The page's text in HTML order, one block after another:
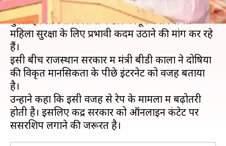
देश में लगातार बढ़ रही रेप की घटनाओं को लेकर लोगों में
गुस्सा है। लोग सरकारों से कठोर कानून बनाने समेत
महिला सुरक्षा के लिए प्रभावी कदम उठाने की मांग कर रहे
हैं।
इसी बीच राजस्थान सरकार में मंत्री बीडी काला ने दोषियों
की विकृत मानसिकता के पीछे इंटरनेट को वजह बताया
है।
उन्होंने कहा कि इसी वजह से रेप के मामलों में बढ़ोतरी
होती है। इसलिए केंद्र सरकार को ऑनलाइन कंटेट पर